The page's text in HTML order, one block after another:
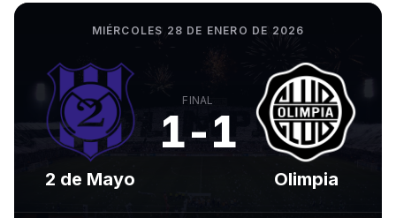
MIÉRCOLES 28 DE ENERO DE 2026
2 de Mayo
FINAL
1-1
Olimpia